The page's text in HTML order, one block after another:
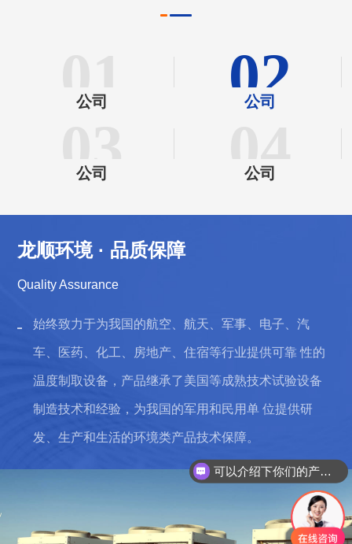
01
公司 02
公司
03
公司 04
公司
龙顺环境 · 品质保障
Quality Assurance
始终致力于为我国的航空、航天、军事、电子、汽
车、医药、化工、房地产、住宿等行业提供可靠 性的
温度制取设备，产品继承了美国等成熟技术试验设备
制造技术和经验，为我国的军用和民用单 位提供研
发、生产和生活的环境类产品技术保障。
可以介绍下你们的产品么？